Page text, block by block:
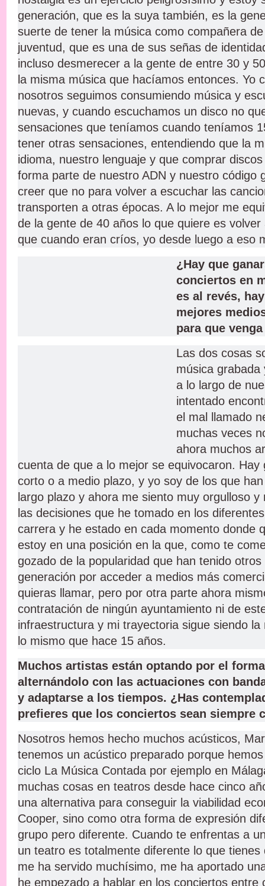
generación, que es la suya también, es la
suerte de tener la música como compañera
juventud, que es una de sus señas de
incluso desmerecer a la gente de entre 30 y
la misma música que hacíamos entonces. Yo
nosotros seguimos consumiendo música y
nuevas, y cuando escuchamos un disco no
sensaciones que teníamos cuando teníamos
tener otras sensaciones, entendiendo que la
idioma, nuestro lenguaje y que comprar
forma parte de nuestro ADN y nuestro código
creer que no para volver a escuchar las
transporten a otras épocas. A lo mejor me
de la gente de 40 años lo que quiere es
que cuando eran críos, yo desde luego a eso
¿Hay que
conciertos en
es al revés,
mejores
para que
Las dos cosas
música grabada
a lo largo de
intentado
el mal llamado
muchas veces
ahora muchos
cuenta de que a lo mejor se equivocaron. Hay
corto o a medio plazo, y yo soy de los que
largo plazo y ahora me siento muy orgulloso
las decisiones que he tomado en los
carrera y he estado en cada momento donde
estoy en una posición en la que, como te
gozado de la popularidad que han tenido
generación por acceder a medios más
quieras llamar, pero por otra parte ahora
contratación de ningún ayuntamiento ni de
infraestructura y mi trayectoria sigue siendo la
lo mismo que hace 15 años.
Muchos artistas están optando por el
alternándolo con las actuaciones con
y adaptarse a los tiempos. ¿Has
prefieres que los conciertos sean siempre
Nosotros hemos hecho muchos acústicos,
tenemos un acústico preparado porque
ciclo La Música Contada por ejemplo en
muchas cosas en teatros desde hace cinco
una alternativa para conseguir la viabilidad
Cooper, sino como otra forma de expresión
grupo pero diferente. Cuando te enfrentas a
un teatro es totalmente diferente lo que
me ha servido muchísimo, me ha aportado
he empezado a hablar en los conciertos entre